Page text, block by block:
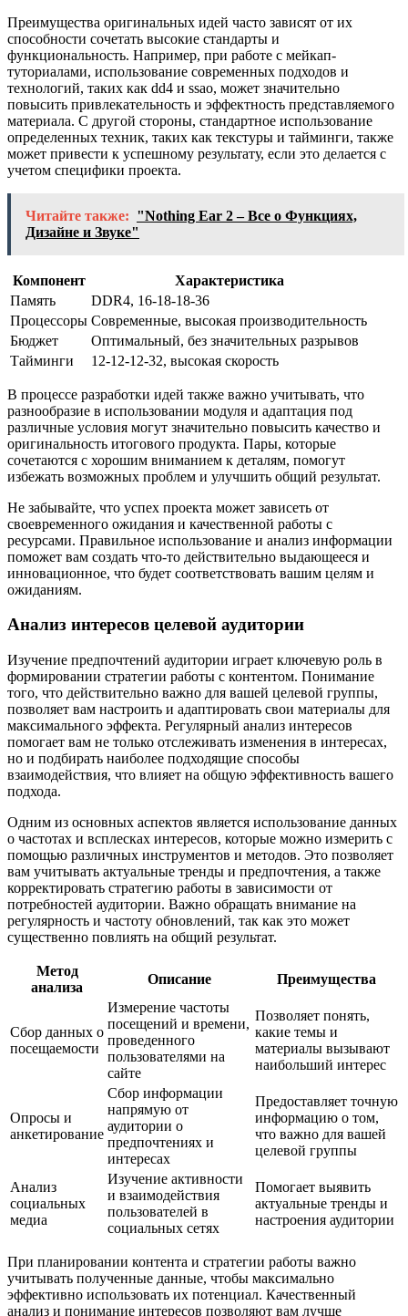
Преимущества оригинальных идей часто зависят от их
способности сочетать высокие стандарты и
функциональность. Например, при работе с мейкап-
туториалами, использование современных подходов и
технологий, таких как dd4 и ssao, может значительно
повысить привлекательность и эффектность представляемого
материала. С другой стороны, стандартное использование
определенных техник, таких как текстуры и тайминги, также
может привести к успешному результату, если это делается с
учетом специфики проекта.
Читайте также: "Nothing Ear 2 – Все о Функциях,
Дизайне и Звуке"
Компонент
Характеристика
Память
DDR4, 16-18-18-36
Процессоры Современные, высокая производительность
Бюджет
Оптимальный, без значительных разрывов
Тайминги
12-12-12-32, высокая скорость
В процессе разработки идей также важно учитывать, что
разнообразие в использовании модуля и адаптация под
различные условия могут значительно повысить качество и
оригинальность итогового продукта. Пары, которые
сочетаются с хорошим вниманием к деталям, помогут
избежать возможных проблем и улучшить общий результат.
Не забывайте, что успех проекта может зависеть от
своевременного ожидания и качественной работы с
ресурсами. Правильное использование и анализ информации
поможет вам создать что-то действительно выдающееся и
инновационное, что будет соответствовать вашим целям и
ожиданиям.
Анализ интересов целевой аудитории
Изучение предпочтений аудитории играет ключевую роль в
формировании стратегии работы с контентом. Понимание
того, что действительно важно для вашей целевой группы,
позволяет вам настроить и адаптировать свои материалы для
максимального эффекта. Регулярный анализ интересов
помогает вам не только отслеживать изменения в интересах,
но и подбирать наиболее подходящие способы
взаимодействия, что влияет на общую эффективность вашего
подхода.
Одним из основных аспектов является использование данных
о частотах и всплесках интересов, которые можно измерить с
помощью различных инструментов и методов. Это позволяет
вам учитывать актуальные тренды и предпочтения, а также
корректировать стратегию работы в зависимости от
потребностей аудитории. Важно обращать внимание на
регулярность и частоту обновлений, так как это может
существенно повлиять на общий результат.
Метод
анализа
Описание Преимущества
Сбор данных о
посещаемости
Измерение частоты
посещений и времени,
проведенного
пользователями на
сайте
Позволяет понять,
какие темы и
материалы вызывают
наибольший интерес
Опросы и
анкетирование
Сбор информации
напрямую от
аудитории о
предпочтениях и
интересах
Предоставляет точную
информацию о том,
что важно для вашей
целевой группы
Анализ
социальных
медиа
Изучение активности
и взаимодействия
пользователей в
социальных сетях
Помогает выявить
актуальные тренды и
настроения аудитории
При планировании контента и стратегии работы важно
учитывать полученные данные, чтобы максимально
эффективно использовать их потенциал. Качественный
анализ и понимание интересов позволяют вам лучше